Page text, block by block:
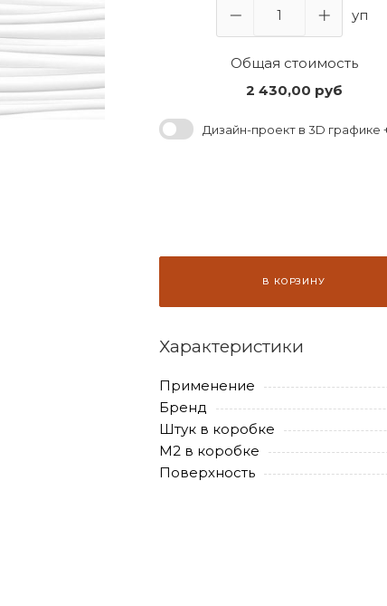
уп
Общая стоимость
2 430,00 руб
Дизайн-проект в 3D графике
В КОРЗИНУ
Характеристики
Применение
Бренд
Штук в коробке
М2 в коробке
Поверхность